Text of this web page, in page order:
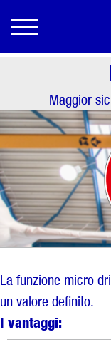
Maggior
La funzione micro
un valore definito.
I vantaggi: